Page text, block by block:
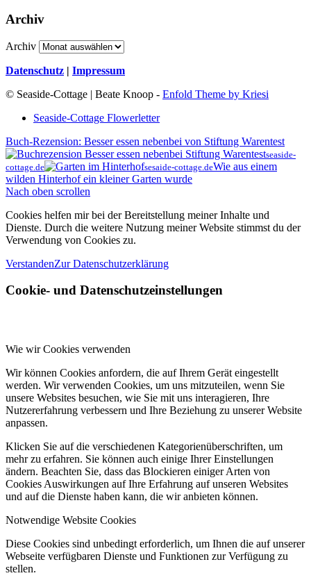
Archiv
Archiv
Datenschutz | Impressum
© Seaside-Cottage | Beate Knoop - Enfold Theme by Kriesi
Seaside-Cottage Flowerletter
Buch-Rezension: Besser essen nebenbei von Stiftung Warentest
seaside-
cottage.de
sesaide-cottage.deWie aus einem
wilden Hinterhof ein kleiner Garten wurde
Nach oben scrollen
Cookies helfen mir bei der Bereitstellung meiner Inhalte und
Dienste. Durch die weitere Nutzung meiner Website stimmst du der
Verwendung von Cookies zu.
VerstandenZur Datenschutzerklärung
Cookie- und Datenschutzeinstellungen
Wie wir Cookies verwenden
Wir können Cookies anfordern, die auf Ihrem Gerät eingestellt
werden. Wir verwenden Cookies, um uns mitzuteilen, wenn Sie
unsere Websites besuchen, wie Sie mit uns interagieren, Ihre
Nutzererfahrung verbessern und Ihre Beziehung zu unserer Website
anpassen.
Klicken Sie auf die verschiedenen Kategorienüberschriften, um
mehr zu erfahren. Sie können auch einige Ihrer Einstellungen
ändern. Beachten Sie, dass das Blockieren einiger Arten von
Cookies Auswirkungen auf Ihre Erfahrung auf unseren Websites
und auf die Dienste haben kann, die wir anbieten können.
Notwendige Website Cookies
Diese Cookies sind unbedingt erforderlich, um Ihnen die auf unserer
Webseite verfügbaren Dienste und Funktionen zur Verfügung zu
stellen.